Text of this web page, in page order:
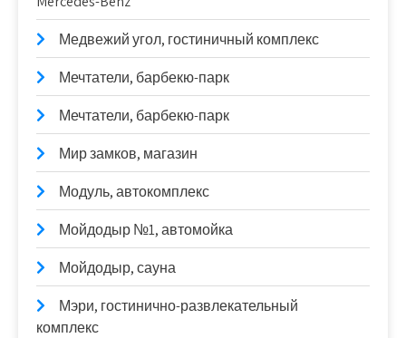
Медвежий угол, гостиничный комплекс
Мечтатели, барбекю-парк
Мечтатели, барбекю-парк
Мир замков, магазин
Модуль, автокомплекс
Мойдодыр №1, автомойка
Мойдодыр, сауна
Мэри, гостинично-развлекательный
комплекс